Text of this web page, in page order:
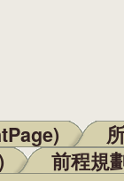
前程規